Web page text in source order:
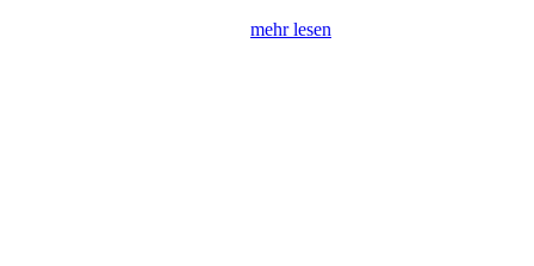
mehr lesen